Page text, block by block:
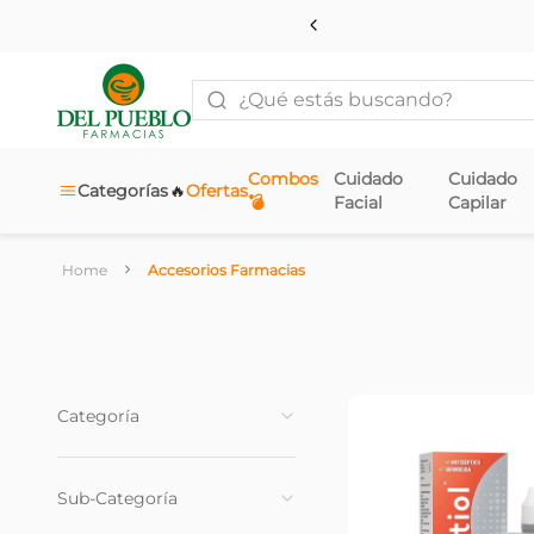
¿Qué estás buscando?
Categorías Ofertas
🔥
Combos
💣
Cuidado
Facial
Cuidado
Capilar
Accesorios Farmacias
Categoría
Ortopedia (
Sub-Categoría